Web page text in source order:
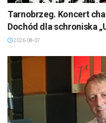
Tarnobrzeg. Koncert
Dochód dla schroniska
2026-08-07